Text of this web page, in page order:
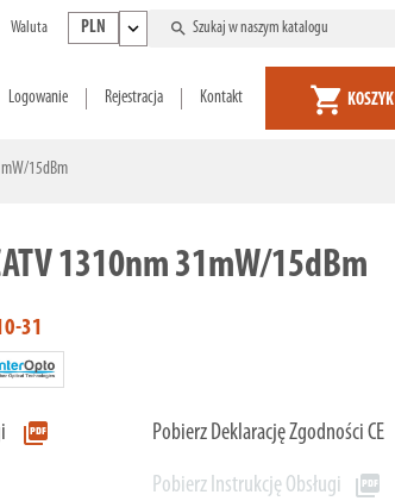
Waluta PLN expand_more search
Logowanie Rejestracja Kontakt shopping_cart KOSZYK
15dBm
1310nm 31mW/15dBm
31
picture_as_pdf Pobierz Deklarację Zgodności CE
Pobierz Instrukcję Obsługi picture_as_pdf